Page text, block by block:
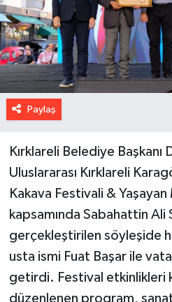
Paylaş
Kırklareli Belediye
Uluslararası Kırklareli
Kakava Festivali & Yaşayan
kapsamında Sabahattin Ali
gerçekleştirilen söyleşide
usta ismi Fuat Başar ile
getirdi. Festival etkinlikleri
düzenlenen program,